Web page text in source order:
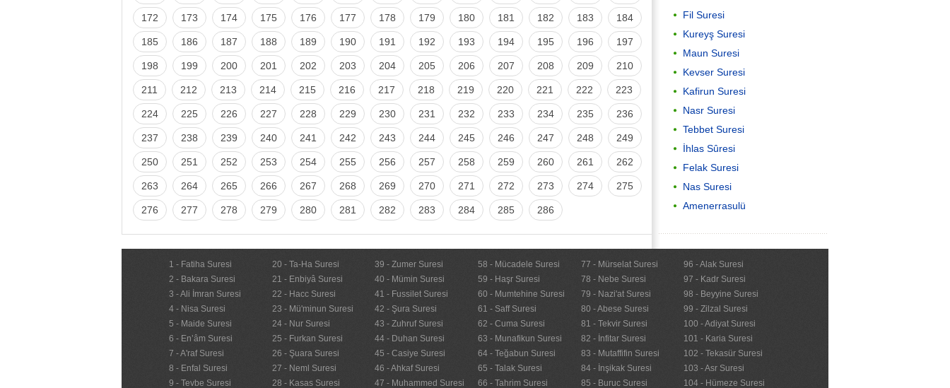
172 173 174 175 176 177 178 179 180 181 182 183 184
185 186 187 188 189 190 191 192 193 194 195 196 197
198 199 200 201 202 203 204 205 206 207 208 209 210
211 212 213 214 215 216 217 218 219 220 221 222 223
224 225 226 227 228 229 230 231 232 233 234 235 236
237 238 239 240 241 242 243 244 245 246 247 248 249
250 251 252 253 254 255 256 257 258 259 260 261 262
263 264 265 266 267 268 269 270 271 272 273 274 275
276 277 278 279 280 281 282 283 284 285 286
Fil Suresi
Kureyş Suresi
Maun Suresi
Kevser Suresi
Kafirun Suresi
Nasr Suresi
Tebbet Suresi
İhlas Sûresi
Felak Suresi
Nas Suresi
Amenerrasulü
1 - Fatiha Suresi
2 - Bakara Suresi
3 - Ali İmran Suresi
4 - Nisa Suresi
5 - Maide Suresi
6 - En’âm Suresi
7 - A'raf Suresi
8 - Enfal Suresi
9 - Tevbe Suresi
20 - Ta-Ha Suresi
21 - Enbiyâ Suresi
22 - Hacc Suresi
23 - Mü'minun Suresi
24 - Nur Suresi
25 - Furkan Suresi
26 - Şuara Suresi
27 - Neml Suresi
28 - Kasas Suresi
39 - Zumer Suresi
40 - Mümin Suresi
41 - Fussilet Suresi
42 - Şura Suresi
43 - Zuhruf Suresi
44 - Duhan Suresi
45 - Casiye Suresi
46 - Ahkaf Suresi
47 - Muhammed Suresi
58 - Mücadele Suresi
59 - Haşr Suresi
60 - Mumtehine Suresi
61 - Saff Suresi
62 - Cuma Suresi
63 - Munafikun Suresi
64 - Teğabun Suresi
65 - Talak Suresi
66 - Tahrim Suresi
77 - Mürselat Suresi
78 - Nebe Suresi
79 - Nazi'at Suresi
80 - Abese Suresi
81 - Tekvir Suresi
82 - İnfitar Suresi
83 - Mutaffifin Suresi
84 - İnşikak Suresi
85 - Buruc Suresi
96 - Alak Suresi
97 - Kadr Suresi
98 - Beyyine Suresi
99 - Zilzal Suresi
100 - Adiyat Suresi
101 - Karia Suresi
102 - Tekasür Suresi
103 - Asr Suresi
104 - Hümeze Suresi